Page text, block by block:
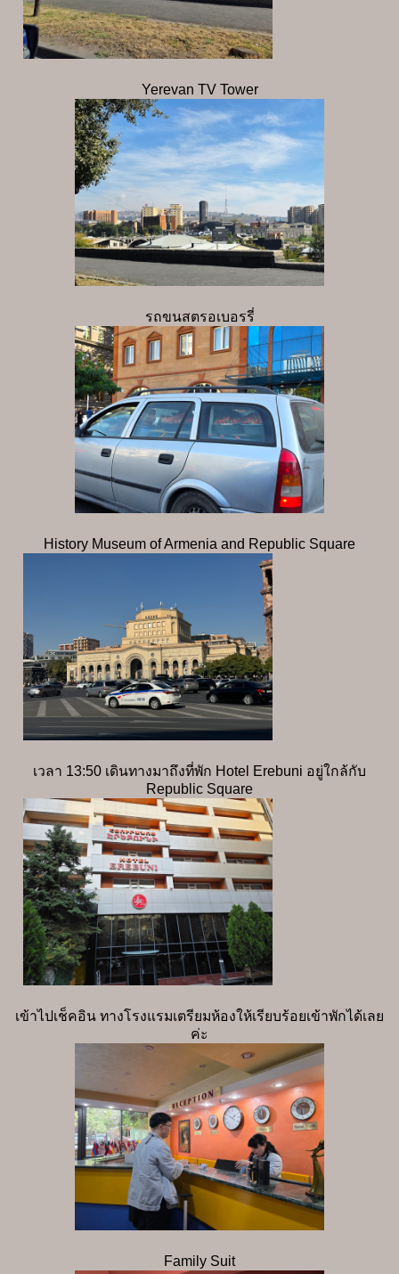
Yerevan TV Tower
รถขนสตรอเบอรรี่
History Museum of Armenia and Republic Square
เวลา 13:50 เดินทางมาถึงที่พัก Hotel Erebuni อยู่ใกล้กับ
Republic Square
เข้าไปเช็คอิน ทางโรงแรมเตรียมห้องให้เรียบร้อยเข้าพักได้เลย
ค่ะ
Family Suit